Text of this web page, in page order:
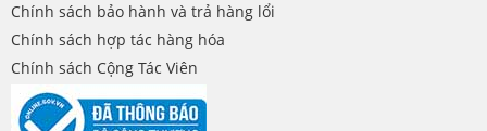
Chính sách bảo hành và trả hàng lổi
Chính sách hợp tác hàng hóa
Chính sách Cộng Tác Viên